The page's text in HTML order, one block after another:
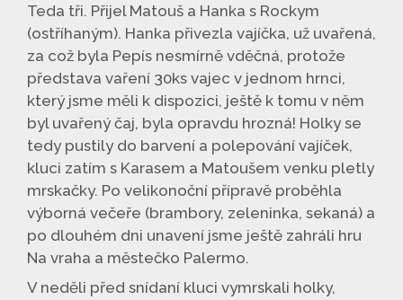
Teda tři. Přijel Matouš a Hanka s Rockym
(ostříhaným). Hanka přivezla vajíčka, už uvařená,
za což byla Pepís nesmírně vděčná, protože
představa vaření 30ks vajec v jednom hrnci,
který jsme měli k dispozici, ještě k tomu v něm
byl uvařený čaj, byla opravdu hrozná! Holky se
tedy pustily do barvení a polepování vajíček,
kluci zatím s Karasem a Matoušem venku pletly
mrskačky. Po velikonoční přípravě proběhla
výborná večeře (brambory, zeleninka, sekaná) a
po dlouhém dni unavení jsme ještě zahráli hru
Na vraha a městečko Palermo.
V neděli před snídaní kluci vymrskali holky,